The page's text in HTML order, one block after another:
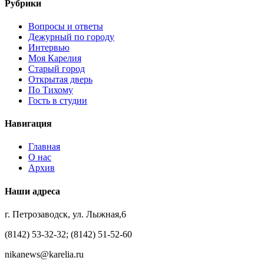
Рубрики
Вопросы и ответы
Дежурный по городу
Интервью
Моя Карелия
Старый город
Открытая дверь
По Тихому
Гость в студии
Навигация
Главная
О нас
Архив
Наши адреса
г. Петрозаводск, ул. Лыжная,6
(8142) 53-32-32; (8142) 51-52-60
nikanews@karelia.ru